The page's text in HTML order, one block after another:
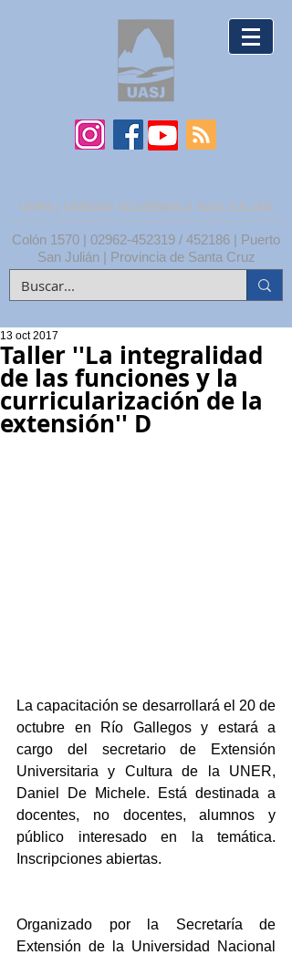
UNPA | UNIDAD ACADÉMICA SAN JULIÁN
Colón 1570 | 02962-452319 / 452186 | Puerto
San Julián | Provincia de Santa Cruz
Taller ''La integralidad
de las funciones y la
curricularización de la
extensión'' D
13 oct 2017
La capacitación se desarrollará el 20 de
octubre en Río Gallegos y estará a
cargo del secretario de Extensión
Universitaria y Cultura de la UNER,
Daniel De Michele. Está destinada a
docentes, no docentes, alumnos y
público interesado en la temática.
Inscripciones abiertas.
Organizado por la Secretaría de
Extensión de la Universidad Nacional